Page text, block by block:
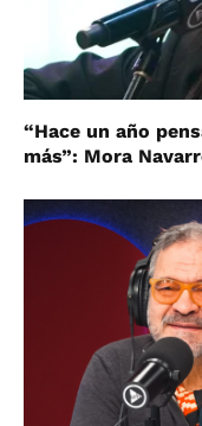
“Hace un año
más”: Mora